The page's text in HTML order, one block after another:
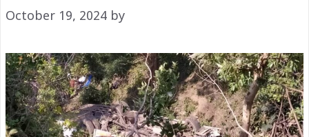
October 19, 2024 by